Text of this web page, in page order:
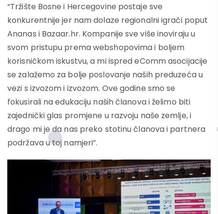
“Tržište Bosne i Hercegovine postaje sve
konkurentnije jer nam dolaze regionalni igrači poput
Ananas i Bazaar.hr. Kompanije sve više inoviraju u
svom pristupu prema webshopovima i boljem
korisničkom iskustvu, a mi ispred eComm asocijacije
se zalažemo za bolje poslovanje naših preduzeća u
vezi s izvozom i izvozom. Ove godine smo se
fokusirali na edukaciju naših članova i želimo biti
zajednički glas promjene u razvoju naše zemlje, i
drago mi je da nas preko stotinu članova i partnera
podržava u toj namjeri”.